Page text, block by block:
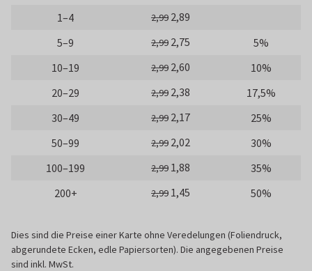
1–4
2,99 2,89
5–9
2,99 2,75
5%
10–19
2,99 2,60
10%
20–29
2,99 2,38
17,5%
30–49
2,99 2,17
25%
50–99
2,99 2,02
30%
100–199
2,99 1,88
35%
200+
2,99 1,45 50%
Dies sind die Preise einer Karte ohne Veredelungen (Foliendruck,
abgerundete Ecken, edle Papiersorten). Die angegebenen Preise
sind inkl. MwSt.